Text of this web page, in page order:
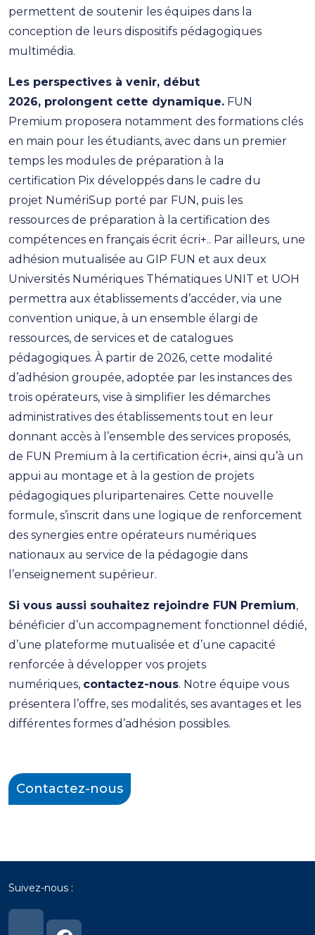
permettent de soutenir les équipes dans la
conception de leurs dispositifs pédagogiques
multimédia.
Les perspectives à venir, début
2026, prolongent cette dynamique. FUN
Premium proposera notamment des formations clés
en main pour les étudiants, avec dans un premier
temps les modules de préparation à la
certification Pix développés dans le cadre du
projet NumériSup porté par FUN, puis les
ressources de préparation à la certification des
compétences en français écrit écri+.. Par ailleurs, une
adhésion mutualisée au GIP FUN et aux deux
Universités Numériques Thématiques UNIT et UOH
permettra aux établissements d’accéder, via une
convention unique, à un ensemble élargi de
ressources, de services et de catalogues
pédagogiques. À partir de 2026, cette modalité
d’adhésion groupée, adoptée par les instances des
trois opérateurs, vise à simplifier les démarches
administratives des établissements tout en leur
donnant accès à l’ensemble des services proposés,
de FUN Premium à la certification écri+, ainsi qu’à un
appui au montage et à la gestion de projets
pédagogiques pluripartenaires. Cette nouvelle
formule, s’inscrit dans une logique de renforcement
des synergies entre opérateurs numériques
nationaux au service de la pédagogie dans
l’enseignement supérieur.
Si vous aussi souhaitez rejoindre FUN Premium,
bénéficier d’un accompagnement fonctionnel dédié,
d’une plateforme mutualisée et d’une capacité
renforcée à développer vos projets
numériques, contactez-nous. Notre équipe vous
présentera l’offre, ses modalités, ses avantages et les
différentes formes d’adhésion possibles.
Contactez-nous
Suivez-nous :
Lien
vers